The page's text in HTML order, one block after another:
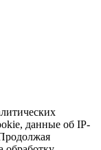
данные об IP-